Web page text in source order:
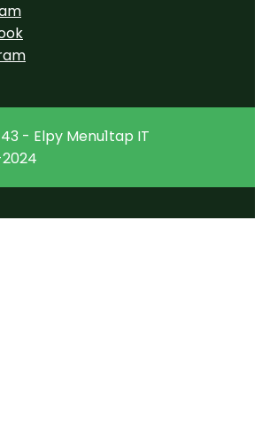
- Elpy Menu1tap IT